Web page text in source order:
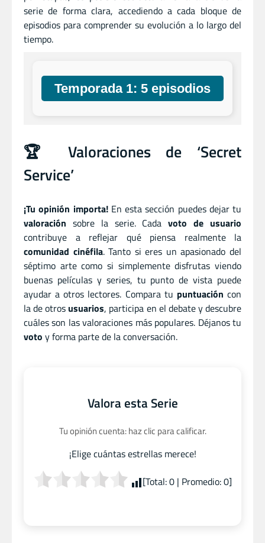
serie de forma clara, accediendo a cada bloque de
episodios para comprender su evolución a lo largo del
tiempo.
Temporada 1: 5 episodios
🏆 Valoraciones de ‘Secret
Service’
¡Tu opinión importa!En esta sección puedes dejar tu
valoración sobre la serie. Cadavoto de usuario
contribuye a reflejar qué piensa realmente la
comunidad cinéfila. Tanto si eres un apasionado del
séptimo arte como si simplemente disfrutas viendo
buenas películas y series, tu punto de vista puede
ayudar a otros lectores. Compara tu puntuación con
la de otros usuarios, participa en el debate y descubre
cuáles son las valoraciones más populares. Déjanos tu
voto y forma parte de la conversación.
Valora esta Serie
Tu opinión cuenta: haz clic para calificar.
¡Elige cuántas estrellas merece!
[Total:0| Promedio:0]